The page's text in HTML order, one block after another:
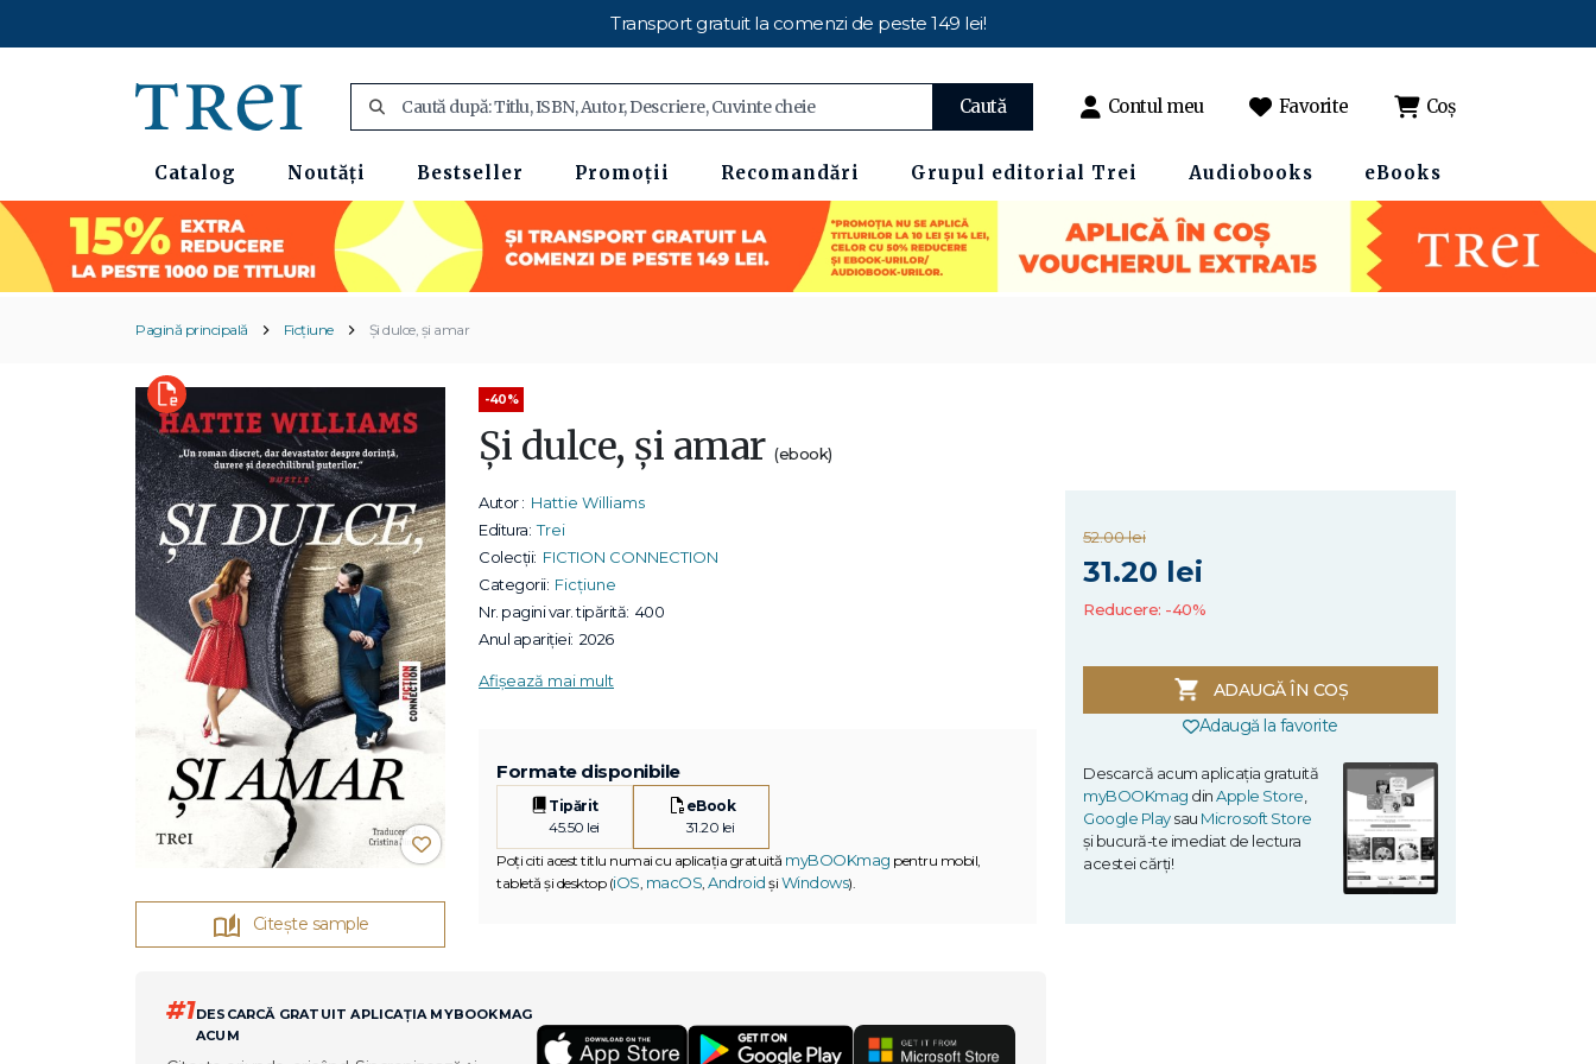
Transport gratuit la comenzi de peste 149 lei!
Caută Contul meu Favorite Coș
Catalog Noutăți Bestseller Promoții Recomandări Grupul editorial Trei Audiobooks eBooks
Pagină principală Ficțiune Și dulce, și amar
Citește sample
-40%
Și dulce, și amar (ebook)
Autor : Hattie Williams
Editura: Trei
Colecții: FICTION CONNECTION
Categorii: Ficțiune
Nr. pagini var. tipărită: 400
Anul apariției: 2026
Afișează mai mult
Formate disponibile
Tipărit
45.50 lei
eBook
31.20 lei
Poți citi acest titlu numai cu aplicația gratuită myBOOKmag pentru mobil,
tabletă și desktop (iOS macOS Android și Windows).
52.00 lei
31.20 lei
Reducere: -40%
ADAUGĂ ÎN COȘ
Adaugă la favorite
Descarcă acum aplicația gratuită
myBOOKmag dinApple Store
Google Playsau Microsoft Store
și bucură-te imediat de lectura
acestei cărți!
#1DESCARCĂ GRATUIT APLICAȚIA MYBOOKMAG
ACUM